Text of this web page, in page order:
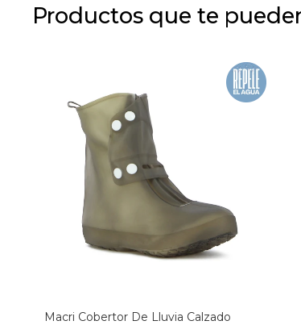
Productos que te
Macri Cobertor De Lluvia Calzado